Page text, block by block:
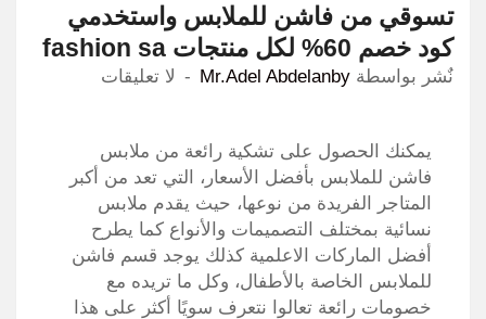
تسوقي من فاشن للملابس واستخدمي
كود خصم 60% لكل منتجات fashion sa
نٌشر بواسطة Mr.Adel Abdelanby لا تعليقات
يمكنك الحصول على تشكية رائعة من ملابس
فاشن للملابس بأفضل الأسعار، التي تعد من أكبر
المتاجر الفريدة من نوعها، حيث يقدم ملابس
نسائية بمختلف التصميمات والأنواع كما يطرح
أفضل الماركات الاعلمية كذلك يوجد قسم فاشن
للملابس الخاصة بالأطفال، وكل ما تريده مع
خصومات رائعة تعالوا نتعرف سويًا أكثر على هذا